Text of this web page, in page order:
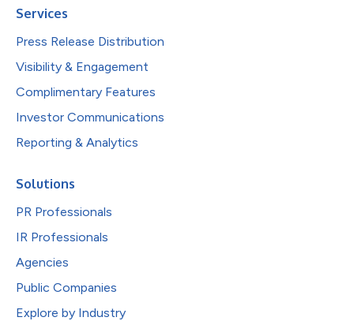
Services
Press Release Distribution
Visibility & Engagement
Complimentary Features
Investor Communications
Reporting & Analytics
Solutions
PR Professionals
IR Professionals
Agencies
Public Companies
Explore by Industry